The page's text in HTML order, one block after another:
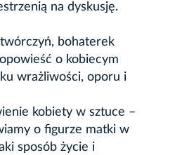
na dyskusję.
bohaterek
o kobiecym
wrażliwości, oporu i
kobiety w sztuce –
o figurze matki w
sposób życie i